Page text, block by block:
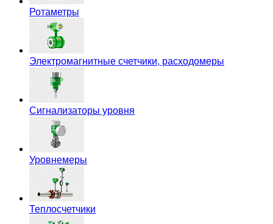
Ротаметры
Электромагнитные счетчики, расходомеры
Сигнализаторы уровня
Уровнемеры
Теплосчетчики